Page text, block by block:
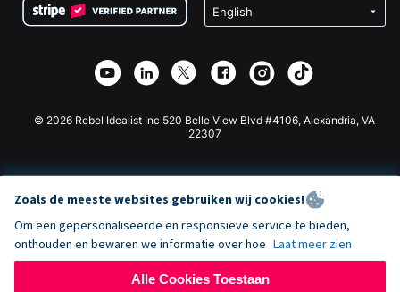
Privacy
Affiliate Partnerschap
Goede Doelen Fondsenwerving
Wix Donatie Plugin
Webflow Donatie App
Joomla Donatie
© 2026 Rebel Idealist Inc 520 Belle View Blvd #4106, Alexandria, VA
22307
Zoals de meeste websites gebruiken wij cookies!
Om een gepersonaliseerde en responsieve service te bieden,
onthouden en bewaren we informatie over hoe Laat meer zien
Alle Cookies Toestaan